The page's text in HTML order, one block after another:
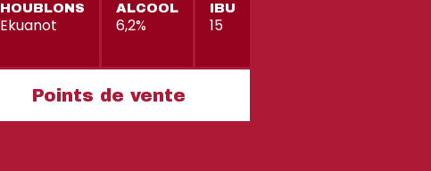
HOUBLONS
Ekuanot
ALCOOL
6,2%
IBU
15
Points de vente